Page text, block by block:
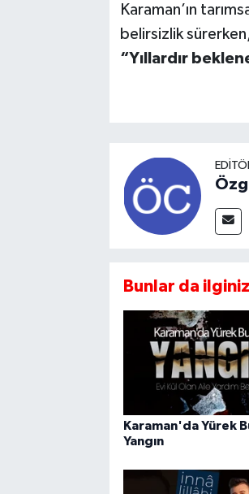
Karaman’ın
belirsizlik
“Yıllardır
Bunlar da
Karaman'da Yürek
Yangın